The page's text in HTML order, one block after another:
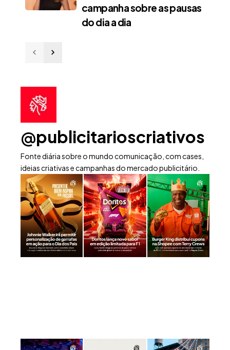
campanha sobre as pausas
do dia a dia
@publicitarioscriativos
Fonte diária sobre o mundo comunicação, com cases,
ideias criativas e campanhas do mercado publicitário.